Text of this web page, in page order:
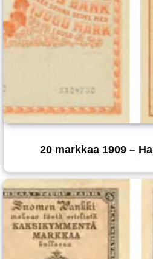
20 markkaa 1909 –